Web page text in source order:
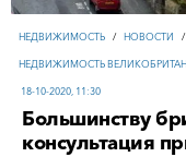
НЕДВИЖИМОСТЬ / НОВОСТИ /
НЕДВИЖИМОСТЬ
18-10-2020, 11:30
Большинству
консультация